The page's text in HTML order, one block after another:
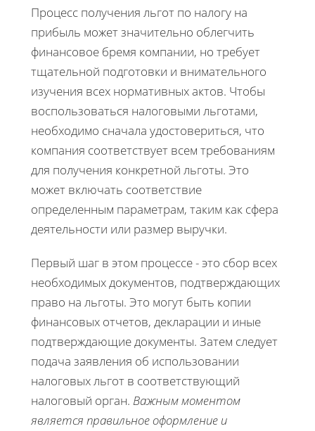
Процесс получения льгот по налогу на
прибыль может значительно облегчить
финансовое бремя компании, но требует
тщательной подготовки и внимательного
изучения всех нормативных актов. Чтобы
воспользоваться налоговыми льготами,
необходимо сначала удостовериться, что
компания соответствует всем требованиям
для получения конкретной льготы. Это
может включать соответствие
определенным параметрам, таким как сфера
деятельности или размер выручки.
Первый шаг в этом процессе - это сбор всех
необходимых документов, подтверждающих
право на льготы. Это могут быть копии
финансовых отчетов, декларации и иные
подтверждающие документы. Затем следует
подача заявления об использовании
налоговых льгот в соответствующий
налоговый орган. Важным моментом
является правильное оформление и